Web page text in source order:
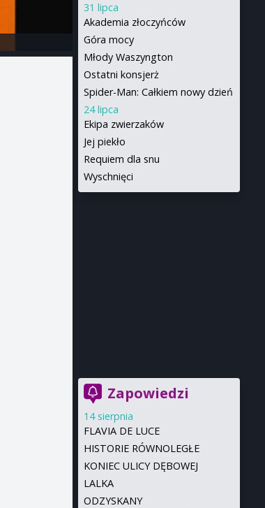
31 lipca
Akademia złoczyńców
Góra mocy
Młody Waszyngton
Ostatni konsjerż
Spider-Man: Całkiem nowy dzień
24 lipca
Ekipa zwierzaków
Jej piekło
Requiem dla snu
Wyschnięci
Zapowiedzi
14 sierpnia
FLAVIA DE LUCE
HISTORIE RÓWNOLEGŁE
KONIEC ULICY DĘBOWEJ
LALKA
ODZYSKANY